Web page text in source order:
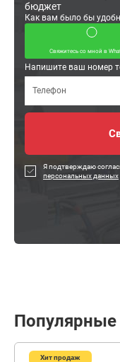
бюджет
Как вам было бы
Свяжитесь со мной в
Напишите ваш номер
Я подтверждаю
персональных данных
Хит продаж